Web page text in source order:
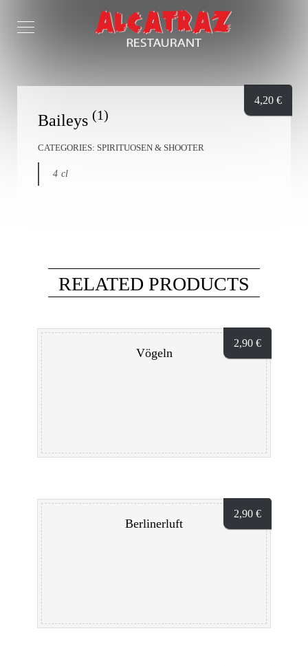
Baileys (1)
CATEGORIES: SPIRITUOSEN & SHOOTER
4 cl
4,20 €
RELATED PRODUCTS
2,90 €
Vögeln
2,90 €
Berlinerluft